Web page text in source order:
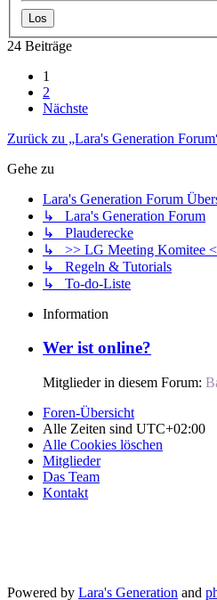
24 Beiträge
1
2
Nächste
Zurück zu „Lara's Generation
Gehe zu
Lara's Generation Forum
↳ Lara's Generation Forum
↳ Plauderecke
↳ >> LG Meeting Komitee
↳ Regeln & Tutorials
↳ To-do-Liste
Information
Wer ist online?
Mitglieder in diesem Forum:
Foren-Übersicht
Alle Zeiten sind UTC+02:00
Alle Cookies löschen
Mitglieder
Das Team
Kontakt
Powered by Lara's Generation and